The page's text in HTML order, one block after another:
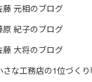
藤 元相のブログ
原 紀子のブログ
藤 大将のブログ
さな工務店の1位づく